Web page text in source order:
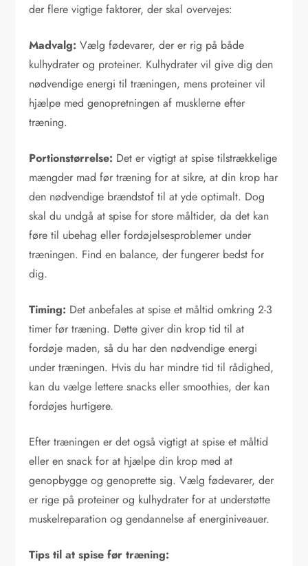
der flere vigtige faktorer, der skal overvejes:
Madvalg: Vælg fødevarer, der er rig på både
kulhydrater og proteiner. Kulhydrater vil give dig den
nødvendige energi til træningen, mens proteiner vil
hjælpe med genopretningen af musklerne efter
træning.
Portionstørrelse: Det er vigtigt at spise tilstrækkelige
mængder mad før træning for at sikre, at din krop har
den nødvendige brændstof til at yde optimalt. Dog
skal du undgå at spise for store måltider, da det kan
føre til ubehag eller fordøjelsesproblemer under
træningen. Find en balance, der fungerer bedst for
dig.
Timing: Det anbefales at spise et måltid omkring 2-3
timer før træning. Dette giver din krop tid til at
fordøje maden, så du har den nødvendige energi
under træningen. Hvis du har mindre tid til rådighed,
kan du vælge lettere snacks eller smoothies, der kan
fordøjes hurtigere.
Efter træningen er det også vigtigt at spise et måltid
eller en snack for at hjælpe din krop med at
genopbygge og genoprette sig. Vælg fødevarer, der
er rige på proteiner og kulhydrater for at understøtte
muskelreparation og gendannelse af energiniveauer.
Tips til at spise før træning: